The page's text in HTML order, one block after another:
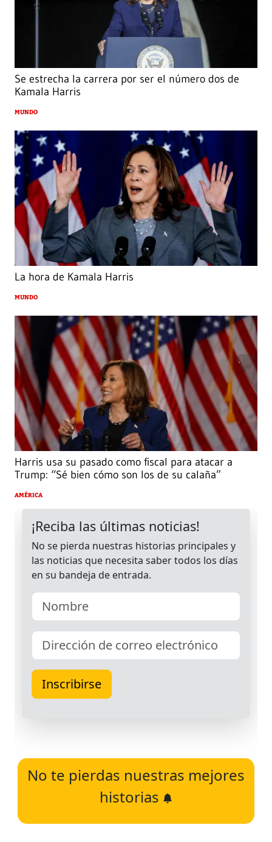
Se estrecha la carrera por ser el número dos de
Kamala Harris
MUNDO
La hora de Kamala Harris
MUNDO
Harris usa su pasado como fiscal para atacar a
Trump: “Sé bien cómo son los de su calaña”
AMÉRICA
No te pierdas nuestras mejores
historias